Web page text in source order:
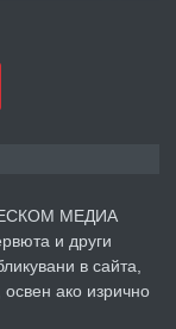
преди 4 месеца
ЕСКОМ МЕДИА
и други
в сайта,
ако изрично